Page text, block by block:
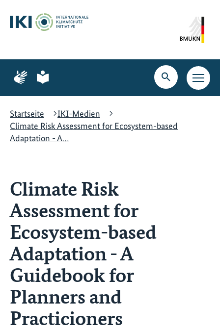
Hauptinhalt
springen
Suche
springen
Hauptnavigation
springen
Zur
Seite
Gebärdensprache
Zur
Seite
leichte
Suche
öffnen
Startseite
IKI-Medien
Climate Risk Assessment for Ecosystem-based
Adaptation - A…
Climate Risk
Assessment for
Ecosystem-based
Adaptation - A
Guidebook for
Planners and
Practicioners